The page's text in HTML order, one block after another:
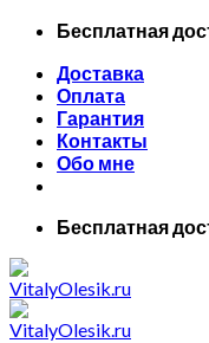
Skip
content
Бесплатная
Доставка
Оплата
Гарантия
Контакты
Обо мне
Бесплатная